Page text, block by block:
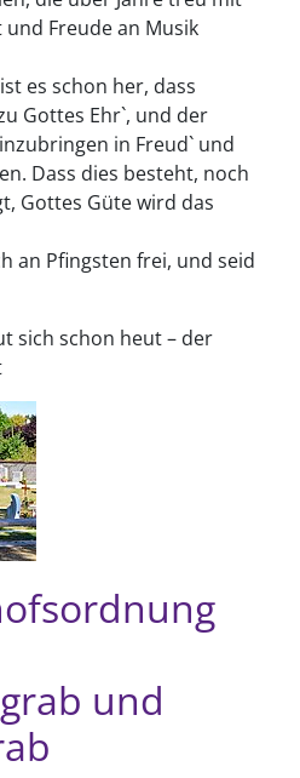
Freude an Musik
es schon her, dass
Gottes Ehr`, und der
in Freud` und
Dass dies besteht, noch
Gottes Güte wird das
an Pfingsten frei, und seid
sich schon heut – der
und